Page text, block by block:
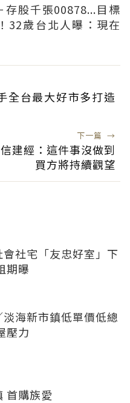
存股千張00878...目標
32歲台北人曝：現在
全台最大好市多打造
下一篇 →
建經：這件事沒做到
買方將持續觀望
社宅「友忠好室」下
期曝
海新市鎮低單價低總
壓力
首購族愛